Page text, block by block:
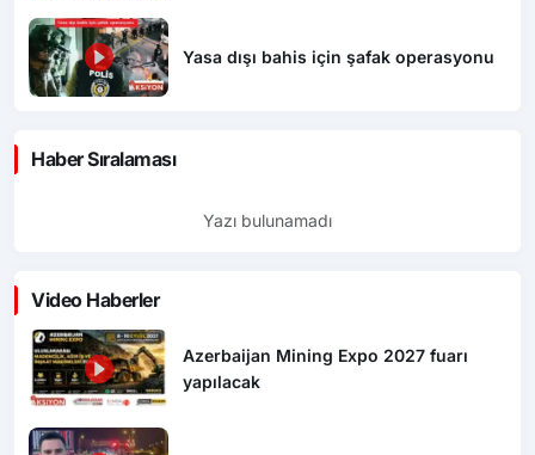
Yasa dışı bahis için şafak operasyonu
Haber Sıralaması
Yazı bulunamadı
Video Haberler
Azerbaijan Mining Expo 2027 fuarı
yapılacak